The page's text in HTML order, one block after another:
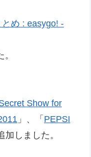
とめ : easygo! -
Show for
」、「 PEPSI
しました。